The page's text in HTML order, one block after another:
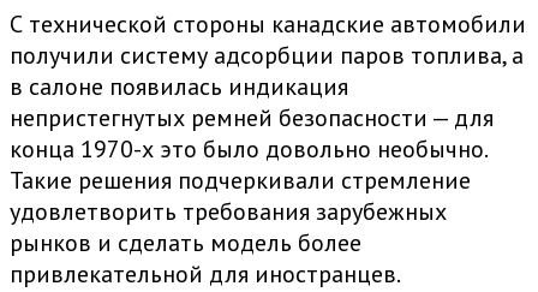
С технической стороны канадские автомобили
получили систему адсорбции паров топлива, а
в салоне появилась индикация
непристегнутых ремней безопасности — для
конца 1970-х это было довольно необычно.
Такие решения подчеркивали стремление
удовлетворить требования зарубежных
рынков и сделать модель более
привлекательной для иностранцев.